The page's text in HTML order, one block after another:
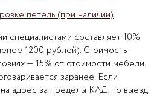
петель (при наличии)
специалистами составляет 10%
1200 рублей). Стоимость
— 15% от стоимости мебели.
заранее. Если
адрес за пределы КАД, то выезд